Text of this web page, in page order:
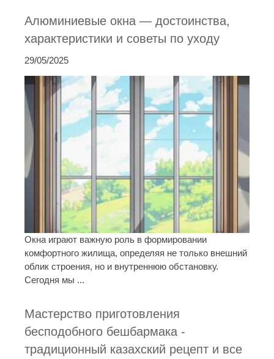
Алюминиевые окна — достоинства,
характеристики и советы по уходу
29/05/2025
Окна играют важную роль в формировании
комфортного жилища, определяя не только внешний
облик строения, но и внутреннюю обстановку.
Сегодня мы ...
Мастерство приготовления
бесподобного бешбармака -
традиционный казахский рецепт и все